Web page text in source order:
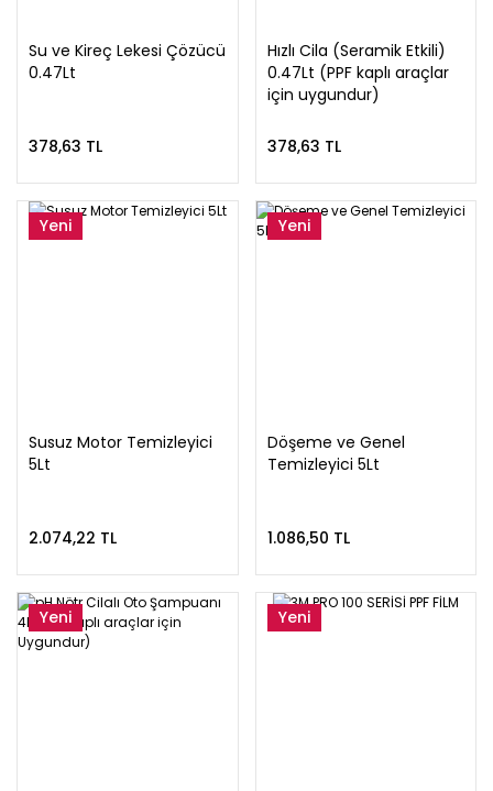
Su ve Kireç Lekesi Çözücü
0.47Lt
378,63 TL
Hızlı Cila (Seramik Etkili)
0.47Lt (PPF kaplı araçlar
için uygundur)
378,63 TL
Yeni
Susuz Motor Temizleyici
5Lt
2.074,22 TL
Yeni
Döşeme ve Genel
Temizleyici 5Lt
1.086,50 TL
Yeni Yeni